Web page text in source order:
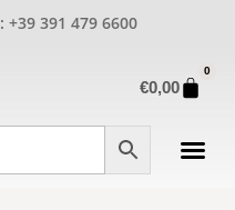
: +39 391 479 6600
€0,00
0